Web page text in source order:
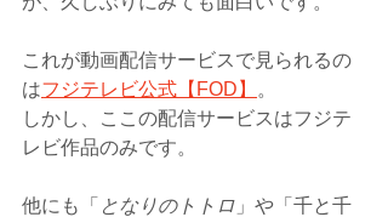
これが動画配信サービスで見られるの
はフジテレビ公式【FOD】
。
しかし、ここの配信サービスはフジテ
レビ作品のみです。
他にも「 となりのトトロ 」や「千と千